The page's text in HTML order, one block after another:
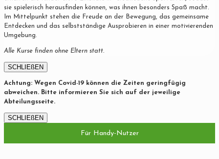
sie spielerisch herausfinden können, was ihnen besonders Spaß macht.
Im Mittelpunkt stehen die Freude an der Bewegung, das gemeinsame
Entdecken und das selbstständige Ausprobieren in einer motivierenden
Umgebung.
Alle Kurse finden ohne Eltern statt.
SCHLIEßEN
Achtung: Wegen Covid-19 können die Zeiten geringfügig
abweichen. Bitte informieren Sie sich auf der jeweilige
Abteilungsseite.
SCHLIEßEN
Für Handy-Nutzer